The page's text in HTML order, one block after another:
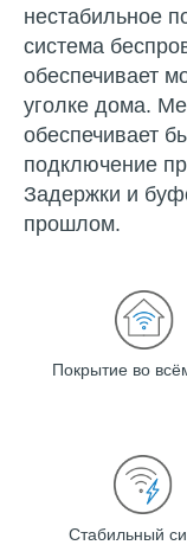
нестабильное
система
обеспечивает
уголке дома.
обеспечивает
подключение
Задержки и
прошлом.
Покрытие во
Стабильный